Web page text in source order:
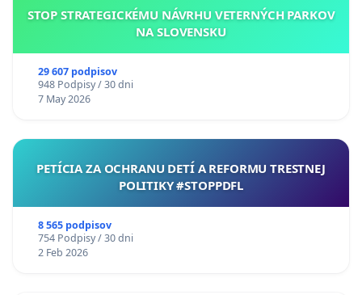
STOP STRATEGICKÉMU NÁVRHU VETERNÝCH PARKOV
NA SLOVENSKU
29 607 podpisov
948 Podpisy / 30 dni
7 May 2026
PETÍCIA ZA OCHRANU DETÍ A REFORMU TRESTNEJ
POLITIKY #STOPPDFL
8 565 podpisov
754 Podpisy / 30 dni
2 Feb 2026